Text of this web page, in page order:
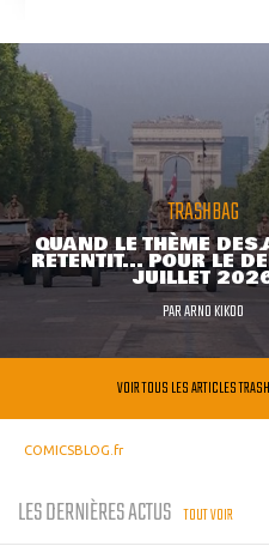
TRASHBAG
QUAND LE THÈME DES
RETENTIT... POUR LE
JUILLET
PARARNO KIKOO
VOIR TOUS LES ARTICLES
COMICSBLOG.fr
LES DERNIÈRES ACTUS TOUT VOIR